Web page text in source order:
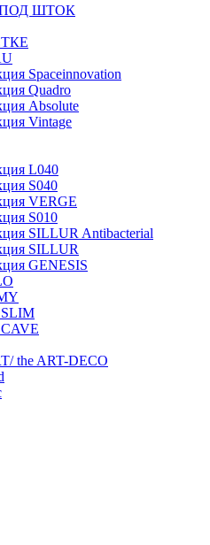
ШТОК
Spaceinnovation
Quadro
Absolute
Vintage
L040
S040
VERGE
S010
SILLUR Antibacterial
SILLUR
GENESIS
the ART-DECO